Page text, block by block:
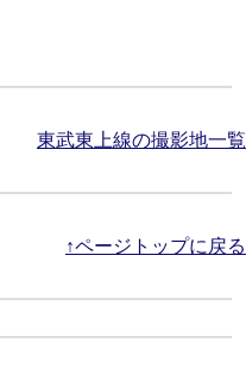
東武東上線の撮影地一覧
↑ページトップに戻る